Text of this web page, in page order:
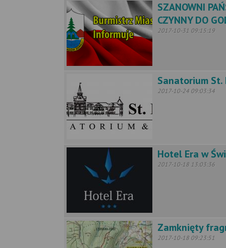
SZANOWNI
CZYNNY DO
2017-10-31 09:15:19
Sanatorium
2017-10-24 09:03:34
Hotel Era w
2017-10-18 13:03:36
Zamknięty
2017-10-18 09:23:51